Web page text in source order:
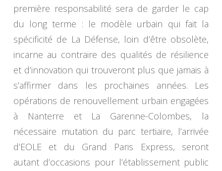
première responsabilité sera de garder le cap
du long terme : le modèle urbain qui fait la
spécificité de La Défense, loin d’être obsolète,
incarne au contraire des qualités de résilience
et d’innovation qui trouveront plus que jamais à
s’affirmer dans les prochaines années. Les
opérations de renouvellement urbain engagées
à Nanterre et La Garenne-Colombes, la
nécessaire mutation du parc tertiaire, l’arrivée
d’EOLE et du Grand Paris Express, seront
autant d’occasions pour l’établissement public